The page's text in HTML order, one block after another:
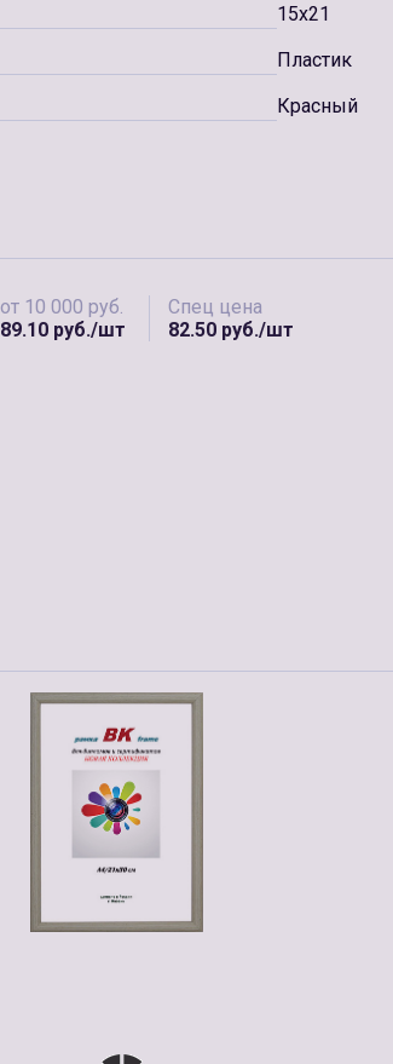
15x21
Пластик
Красный
от 10 000 руб.
89.10 руб./шт
Спец цена
82.50 руб./шт